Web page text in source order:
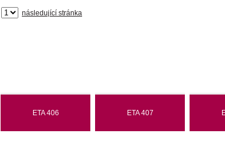
následující stránka
ETA 406 ETA 407